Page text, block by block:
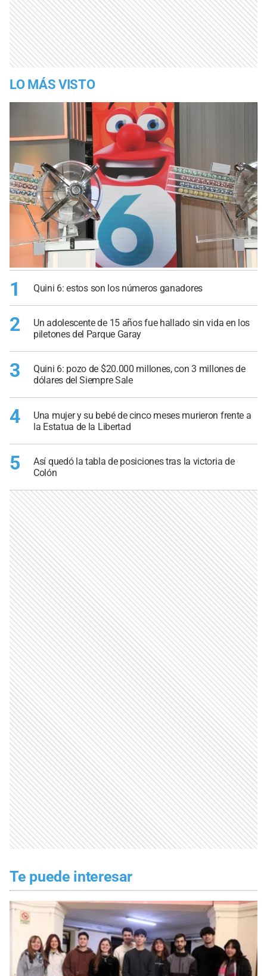
LO MÁS VISTO
1 Quini 6: estos son los números ganadores
2
Un adolescente de 15 años fue hallado sin vida en los
piletones del Parque Garay
3
Quini 6: pozo de $20.000 millones, con 3 millones de
dólares del Siempre Sale
4
Una mujer y su bebé de cinco meses murieron frente a
la Estatua de la Libertad
5
Así quedó la tabla de posiciones tras la victoria de
Colón
Te puede interesar